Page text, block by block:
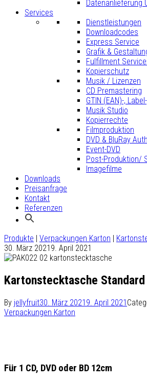
Datenanlieferung
Services
Dienstleistungen
Downloadcodes
Express Service
Grafik &
Fulfillment
Kopierschutz
Musik / Lizenzen
CD Premastering
GTIN (EAN)-,
Musik Studio
Kopierrechte
Filmproduktion
DVD & BluRay
Event-DVD
Post-Produktion/
Imagefilme
Downloads
Preisanfrage
Kontakt
Referenzen
Produkte | Verpackungen Karton |
30. März 2021 9. April 2021
Kartonstecktasche Standard
By jellyfruit30. März 2021 9. April 2021
Verpackungen Karton
Für 1 CD, DVD oder BD 12cm